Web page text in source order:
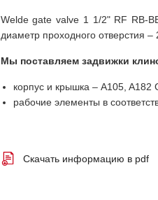
Welde gate valve 1 1/2" RF RB-
диаметр проходного отверстия
Мы поставляем задвижки
корпус и крышка – A105,
рабочие элементы в
Скачать информацию в pdf